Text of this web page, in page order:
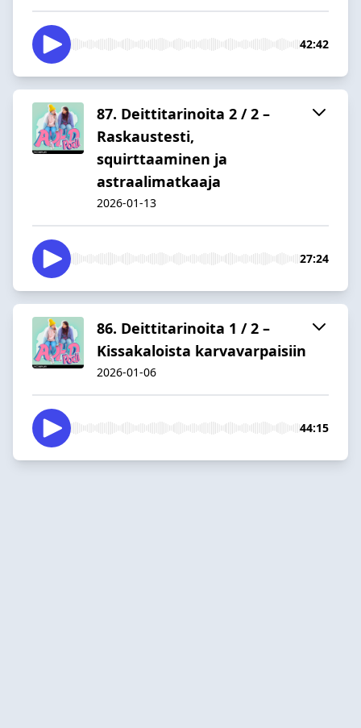
42:42
87. Deittitarinoita 2 / 2 –
Raskaustesti,
squirttaaminen ja
astraalimatkaaja
2026-01-13
27:24
86. Deittitarinoita 1 / 2 –
Kissakaloista karvavarpaisiin
2026-01-06
44:15